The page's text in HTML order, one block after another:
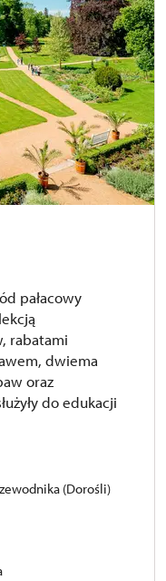
pałacowy
rabatami
dwiema
oraz
do edukacji
(Dorośli)